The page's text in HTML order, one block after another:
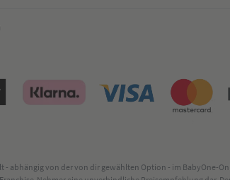
- abhängig von der von dir gewählten Option - im